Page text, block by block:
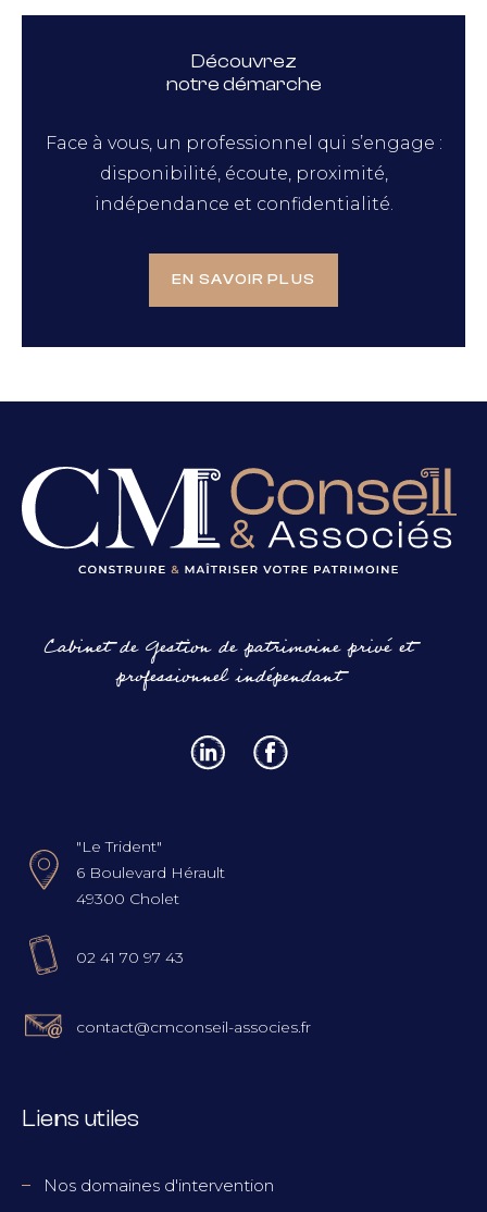
Découvrez
notre démarche
Face à vous, un professionnel qui s’engage :
disponibilité, écoute, proximité,
indépendance et confidentialité.
EN SAVOIR PLUS
"Le Trident"
6 Boulevard Hérault
49300 Cholet
02 41 70 97 43
contact@cmconseil-associes.fr
Cabinet de Gestion de patrimoine privé et
professionnel indépendant
Liens utiles
Nos domaines d'intervention